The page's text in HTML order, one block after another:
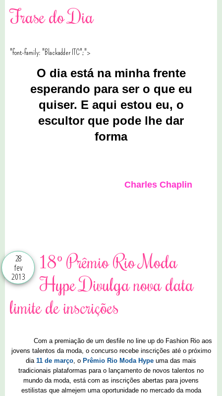
Frase do Dia
"font-family: "Blackadder ITC";">
O dia está na minha frente
esperando para ser o que eu
quiser. E aqui estou eu, o
escultor que pode lhe dar
forma
Charles Chaplin
28
fev
2013
18º Prêmio Rio Moda
Hype Divulga nova data
limite de inscrições
Com a premiação de um desfile no line up do Fashion Rio aos
jovens talentos da moda, o concurso recebe inscrições até o próximo
dia 11 de março, o Prêmio Rio Moda Hype uma das mais
tradicionais plataformas para o lançamento de novos talentos no
mundo da moda, está com as inscrições abertas para jovens
estilistas que almejem uma oportunidade no mercado da moda